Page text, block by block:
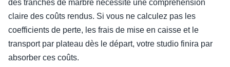
des tranches de marbre nécessite une compréhension
claire des coûts rendus. Si vous ne calculez pas les
coefficients de perte, les frais de mise en caisse et le
transport par plateau dès le départ, votre studio finira par
absorber ces coûts.